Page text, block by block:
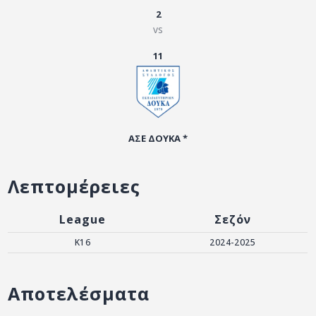
2
vs
11
ΑΣΕ ΔΟΥΚΑ *
Λεπτομέρειες
League Σεζόν
K16 2024-2025
Αποτελέσματα